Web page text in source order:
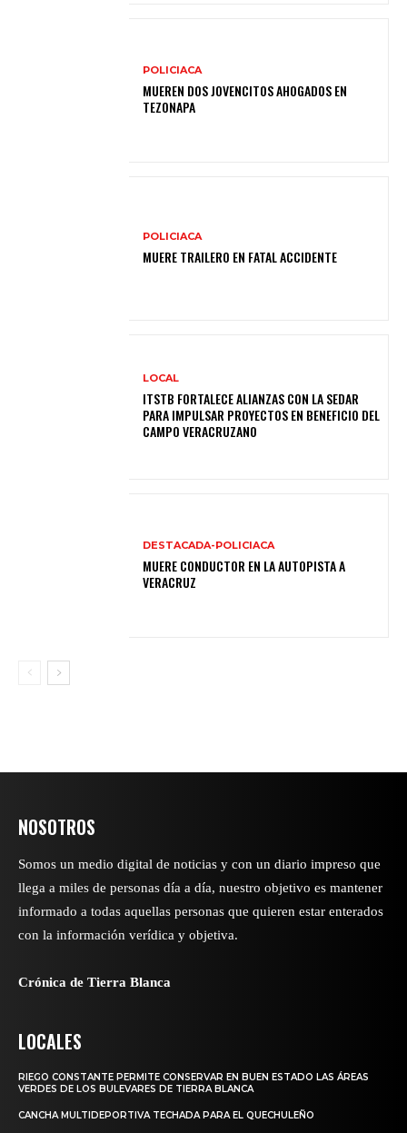
POLICIACA
MUEREN DOS JOVENCITOS AHOGADOS EN
TEZONAPA
POLICIACA
MUERE TRAILERO EN FATAL ACCIDENTE
LOCAL
ITSTB FORTALECE ALIANZAS CON LA SEDAR
PARA IMPULSAR PROYECTOS EN BENEFICIO DEL
CAMPO VERACRUZANO
DESTACADA-POLICIACA
MUERE CONDUCTOR EN LA AUTOPISTA A
VERACRUZ
NOSOTROS
Somos un medio digital de noticias y con un diario impreso que
llega a miles de personas día a día, nuestro objetivo es mantener
informado a todas aquellas personas que quieren estar enterados
con la información verídica y objetiva.
Crónica de Tierra Blanca
LOCALES
RIEGO CONSTANTE PERMITE CONSERVAR EN BUEN ESTADO LAS ÁREAS
VERDES DE LOS BULEVARES DE TIERRA BLANCA
CANCHA MULTIDEPORTIVA TECHADA PARA EL QUECHULEÑO